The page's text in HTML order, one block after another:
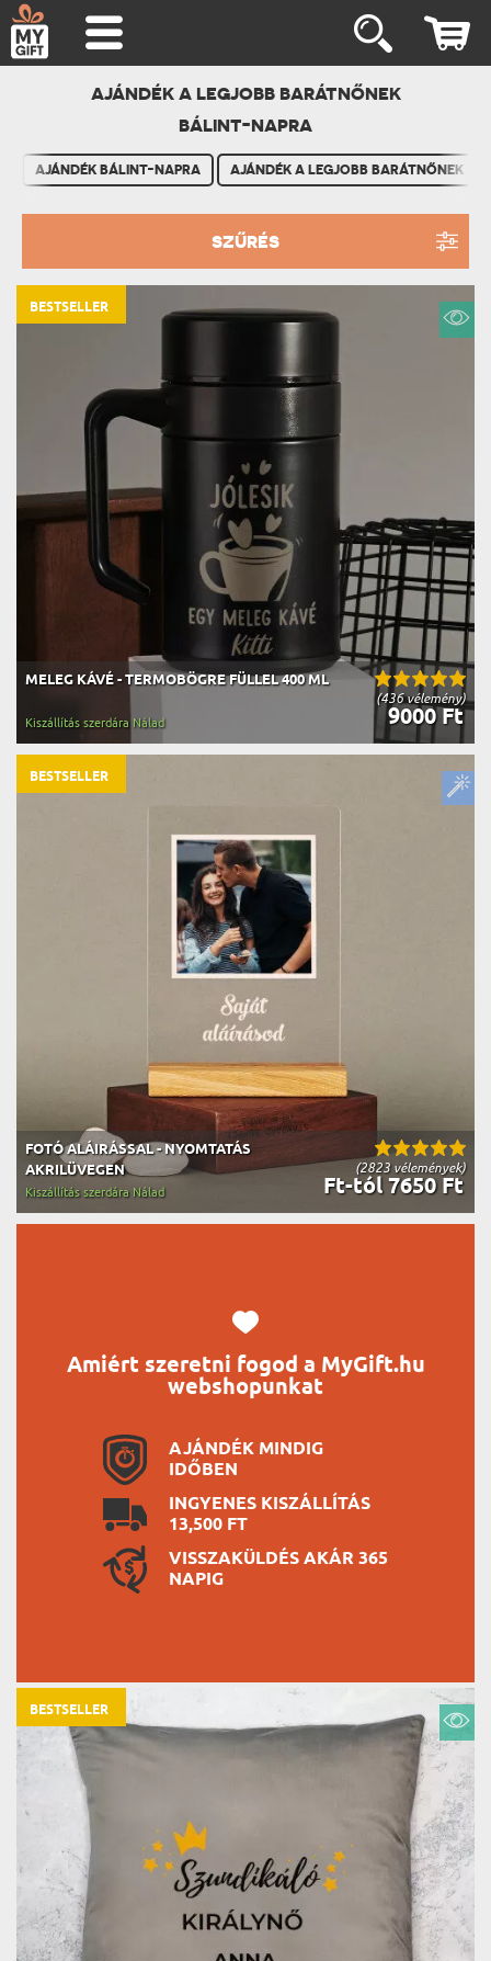
AJÁNDÉK A LEGJOBB BARÁTNŐNEK
BÁLINT-NAPRA
AJÁNDÉK BÁLINT-NAPRA AJÁNDÉK A LEGJOBB BARÁTNŐNEK
SZŰRÉS
(436 vélemény)
MELEG KÁVÉ - TERMOBÖGRE FÜLLEL 400 ML
9000 Ft
Kiszállítás szerdára Nálad
BESTSELLER
(2823 vélemények)
FOTÓ ALÁIRÁSSAL - NYOMTATÁS
AKRILÜVEGEN
Ft-tól 7650 Ft
Kiszállítás szerdára Nálad
BESTSELLER
Amiért szeretni fogod a MyGift.hu
webshopunkat
AJÁNDÉK MINDIG
IDŐBEN
INGYENES KISZÁLLÍTÁS
13,500 FT
VISSZAKÜLDÉS AKÁR 365
NAPIG
BESTSELLER